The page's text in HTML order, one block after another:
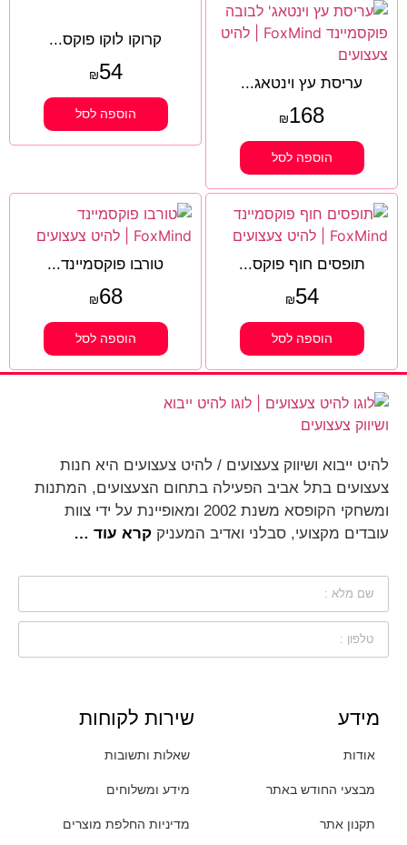
עריסת עץ וינטאג...
₪168
הוספה לסל
קרוקו לוקו פוקס...
₪54
הוספה לסל
תופסים חוף פוקס...
₪54
הוספה לסל
טורבו פוקסמיינד...
₪68
הוספה לסל
להיט ייבוא ושיווק צעצועים / להיט צעצועים היא חנות
צעצועים בתל אביב הפעילה בתחום הצעצועים, המתנות
ומשחקי הקופסא משנת 2002 ומאופיינת על ידי צוות
עובדים מקצועי, סבלני ואדיב המעניק קרא עוד …
מידע
אודות
מבצעי החודש באתר
תקנון אתר
שירות לקוחות
שאלות ותשובות
מידע ומשלוחים
מדיניות החלפת מוצרים